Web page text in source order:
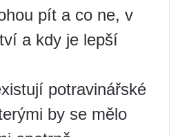
pít a co ne, v
a kdy je lepší
potravinářské
by se mělo